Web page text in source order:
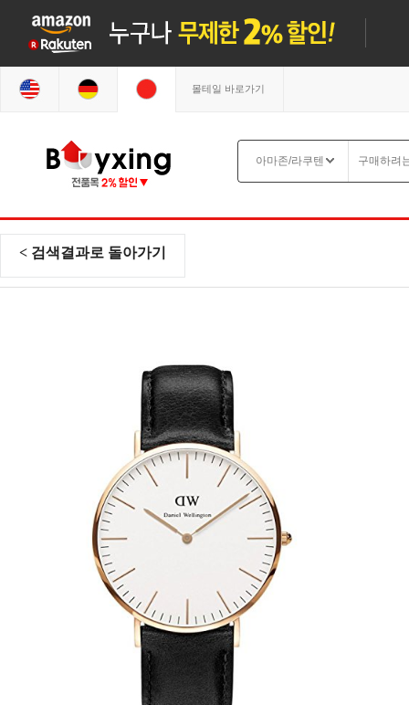
몰테일 바로가기
< 검색결과로 돌아가기